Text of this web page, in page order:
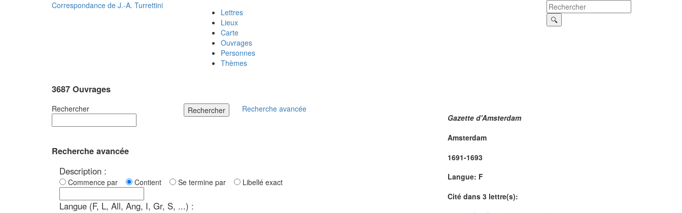
Correspondance de J.-A. Turrettini
Lettres
Lieux
Carte
Ouvrages
Personnes
Thèmes
3687 Ouvrages
Rechercher Rechercher Recherche avancée
Recherche avancée
Description :
Commence par Contient Se termine par Libellé exact
Langue (F, L, All, Ang, I, Gr, S, ...) :
Gazette d'Amsterdam
Amsterdam
1691-1693
Langue: F
Cité dans 3 lettre(s):